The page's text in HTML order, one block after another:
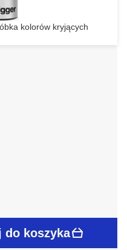
kolorów kryjących
do koszyka